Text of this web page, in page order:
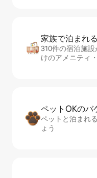
家族で泊まれ
310件の宿泊施
けのアメニティ
ペットOKのバ⁠
ペットと泊まれ
ょう